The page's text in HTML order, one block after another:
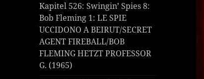
Kapitel 526: Swingin’ Spies 8:
Bob Fleming 1: LE SPIE
UCCIDONO A BEIRUT/SECRET
AGENT FIREBALL/BOB
FLEMING HETZT PROFESSOR
G. (1965)